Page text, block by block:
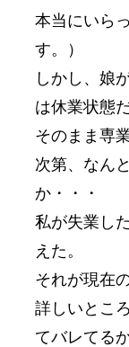
本当にいら
す。）
しかし、娘
は休業状態
そのまま専
次第、なん
か・・・
私が失業し
えた。
それが現在
詳しいとこ
てバレてるか